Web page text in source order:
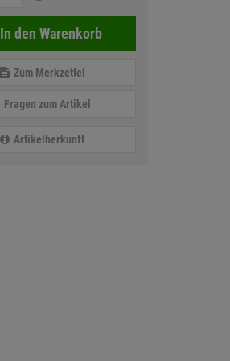
In den Warenkorb
Zum Merkzettel
Fragen zum Artikel
Artikelherkunft